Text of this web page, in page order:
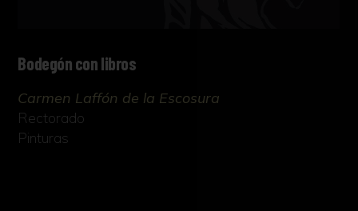
Bodegón con libros
Carmen Laffón de la Escosura
Rectorado
Pinturas